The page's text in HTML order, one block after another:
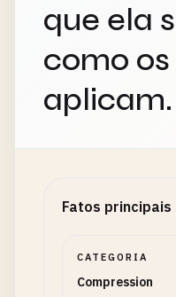
que ela
como
aplicam.
Fatos principais
CATEGORIA
Compression